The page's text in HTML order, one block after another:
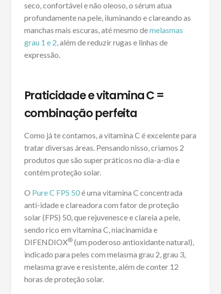
seco, confortável e não oleoso, o sérum atua
profundamente na pele, iluminando e clareando as
manchas mais escuras, até mesmo demelasmas
grau 1 e 2, além de reduzir rugas e linhas de
expressão.
Praticidade e vitamina C =
combinação perfeita
Como já te contamos, a vitamina C é excelente para
tratar diversas áreas. Pensando nisso, criamos 2
produtos que são super práticos no dia-a-dia e
contém proteção solar.
O Pure C FPS 50é uma vitamina C concentrada
anti-idade e clareadora com fator de proteção
solar (FPS) 50, que rejuvenesce e clareia a pele,
sendo rico em vitamina C, niacinamida e
DIFENDIOX®(um poderoso antioxidante natural),
indicado para peles com melasma grau 2, grau 3,
melasma grave e resistente, além de conter 12
horas de proteção solar.